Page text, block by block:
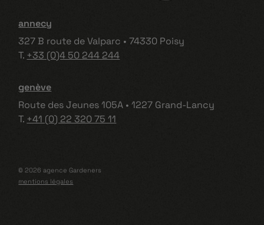
© 2026 agence Gardeners
mentions légales
annecy
327 B route de Valparc • 74330 Poisy
T. +33 (0)4 50 244 244
genève
Route des Jeunes 105A • 1227 Grand-Lancy
T. +41 (0) 22 320 75 11